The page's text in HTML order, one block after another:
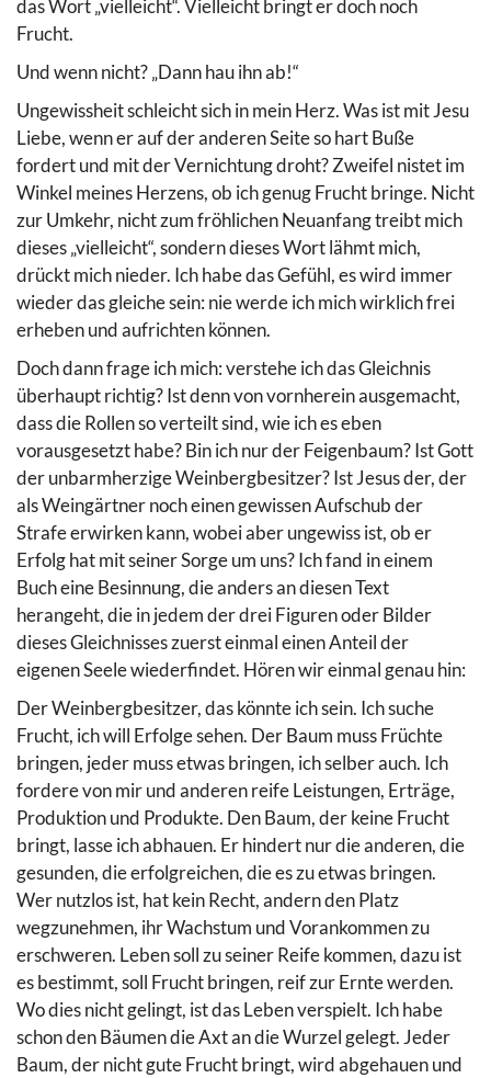
das Wort „vielleicht“. Vielleicht bringt er doch noch
Frucht.
Und wenn nicht? „Dann hau ihn ab!“
Ungewissheit schleicht sich in mein Herz. Was ist mit Jesu
Liebe, wenn er auf der anderen Seite so hart Buße
fordert und mit der Vernichtung droht? Zweifel nistet im
Winkel meines Herzens, ob ich genug Frucht bringe. Nicht
zur Umkehr, nicht zum fröhlichen Neuanfang treibt mich
dieses „vielleicht“, sondern dieses Wort lähmt mich,
drückt mich nieder. Ich habe das Gefühl, es wird immer
wieder das gleiche sein: nie werde ich mich wirklich frei
erheben und aufrichten können.
Doch dann frage ich mich: verstehe ich das Gleichnis
überhaupt richtig? Ist denn von vornherein ausgemacht,
dass die Rollen so verteilt sind, wie ich es eben
vorausgesetzt habe? Bin ich nur der Feigenbaum? Ist Gott
der unbarmherzige Weinbergbesitzer? Ist Jesus der, der
als Weingärtner noch einen gewissen Aufschub der
Strafe erwirken kann, wobei aber ungewiss ist, ob er
Erfolg hat mit seiner Sorge um uns? Ich fand in einem
Buch eine Besinnung, die anders an diesen Text
herangeht, die in jedem der drei Figuren oder Bilder
dieses Gleichnisses zuerst einmal einen Anteil der
eigenen Seele wiederfindet. Hören wir einmal genau hin:
Der Weinbergbesitzer, das könnte ich sein. Ich suche
Frucht, ich will Erfolge sehen. Der Baum muss Früchte
bringen, jeder muss etwas bringen, ich selber auch. Ich
fordere von mir und anderen reife Leistungen, Erträge,
Produktion und Produkte. Den Baum, der keine Frucht
bringt, lasse ich abhauen. Er hindert nur die anderen, die
gesunden, die erfolgreichen, die es zu etwas bringen.
Wer nutzlos ist, hat kein Recht, andern den Platz
wegzunehmen, ihr Wachstum und Vorankommen zu
erschweren. Leben soll zu seiner Reife kommen, dazu ist
es bestimmt, soll Frucht bringen, reif zur Ernte werden.
Wo dies nicht gelingt, ist das Leben verspielt. Ich habe
schon den Bäumen die Axt an die Wurzel gelegt. Jeder
Baum, der nicht gute Frucht bringt, wird abgehauen und